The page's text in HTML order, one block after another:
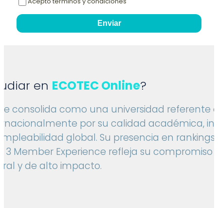
Enviar
en ECOTEC Online?
se consolida como una universidad referente
por su calidad académica,
global. Su presencia en rankings
3 Member Experience refleja su compromiso
y de alto impacto.